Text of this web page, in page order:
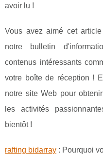
avoir lu !
Vous avez aimé cet
notre bulletin
contenus intéressants
votre boîte de réception !
notre site Web pour
les activités
bientôt !
rafting bidarray : Pourquoi